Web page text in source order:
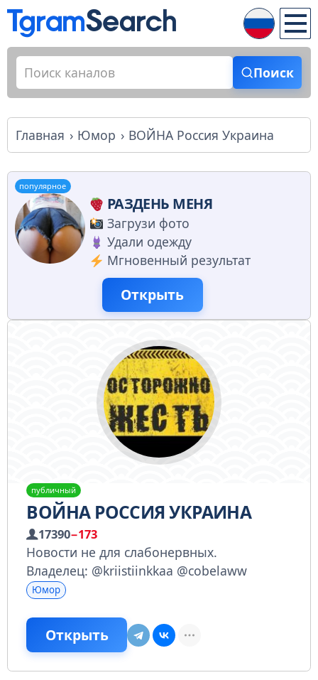
Поиск
Главная Юмор ВОЙНА Россия Украина
популярное
РАЗДЕНЬ МЕНЯ
Загрузи фото
Удали одежду
Мгновенный результат
Открыть
публичный
ВОЙНА РОССИЯ УКРАИНА
17390−173
Новости не для слабонервных.
Владелец: @kriistiinkkaa @cobelaww
Юмор
Открыть